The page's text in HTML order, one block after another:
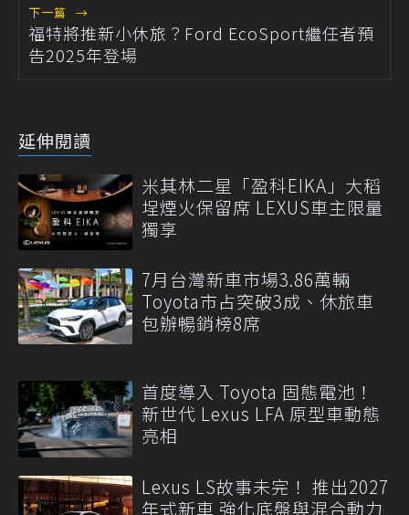
下一篇 →
福特將推新小休旅？Ford EcoSport繼任者預
告2025年登場
延伸閱讀
米其林二星「盈科EIKA」大稻
埕煙火保留席 LEXUS車主限量
獨享
7月台灣新車市場3.86萬輛
Toyota市占突破3成、休旅車
包辦暢銷榜8席
首度導入 Toyota 固態電池！
新世代 Lexus LFA 原型車動態
亮相
Lexus LS故事未完！ 推出2027
年式新車 強化底盤與混合動力